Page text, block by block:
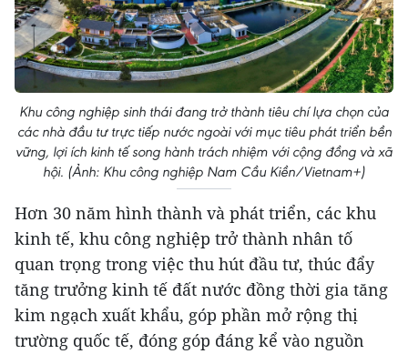
Khu công nghiệp sinh thái đang trở thành tiêu chí lựa chọn của
các nhà đầu tư trực tiếp nước ngoài với mục tiêu phát triển bền
vững, lợi ích kinh tế song hành trách nhiệm với cộng đồng và xã
hội. (Ảnh: Khu công nghiệp Nam Cầu Kiền/Vietnam+)
Hơn 30 năm hình thành và phát triển, các khu
kinh tế, khu công nghiệp trở thành nhân tố
quan trọng trong việc thu hút đầu tư, thúc đẩy
tăng trưởng kinh tế đất nước đồng thời gia tăng
kim ngạch xuất khẩu, góp phần mở rộng thị
trường quốc tế, đóng góp đáng kể vào nguồn